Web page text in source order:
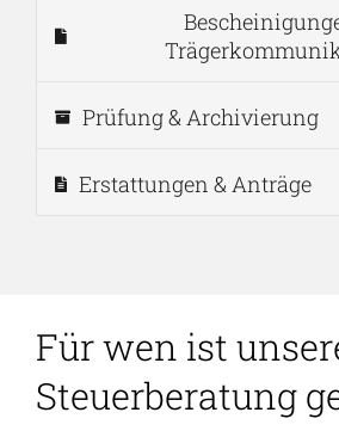
Prüfung & Archivierung
Erstattungen & Anträge
Für wen ist
Steuerberatung